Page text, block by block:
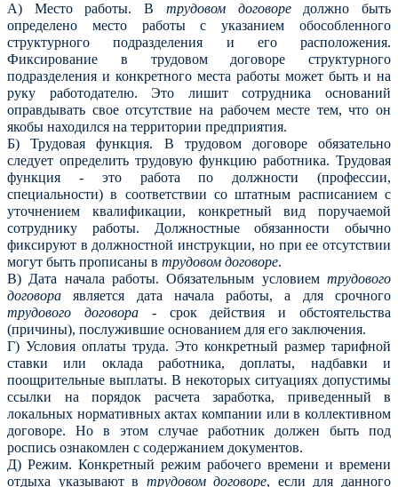
А) Место работы. В трудовом договоредолжно быть
определено место работы с указанием обособленного
структурного подразделения и его расположения.
Фиксирование в трудовом договоре структурного
подразделения и конкретного места работы может быть и на
руку работодателю. Это лишит сотрудника оснований
оправдывать свое отсутствие на рабочем месте тем, что он
якобы находился на территории предприятия.
Б) Трудовая функция. В трудовом договоре обязательно
следует определить трудовую функцию работника. Трудовая
функция - это работа по должности (профессии,
специальности) в соответствии со штатным расписанием с
уточнением квалификации, конкретный вид поручаемой
сотруднику работы. Должностные обязанности обычно
фиксируют в должностной инструкции, но при ее отсутствии
могут быть прописаны в трудовом договоре.
В) Дата начала работы. Обязательным условием трудового
договора является дата начала работы, а для срочного
трудового договора- срок действия и обстоятельства
(причины), послужившие основанием для его заключения.
Г) Условия оплаты труда. Это конкретный размер тарифной
ставки или оклада работника, доплаты, надбавки и
поощрительные выплаты. В некоторых ситуациях допустимы
ссылки на порядок расчета заработка, приведенный в
локальных нормативных актах компании или в коллективном
договоре. Но в этом случае работник должен быть под
роспись ознакомлен с содержанием документов.
Д) Режим. Конкретный режим рабочего времени и времени
отдыха указывают в трудовом договоре, если для данного